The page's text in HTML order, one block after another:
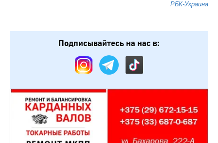
РБК-Украина
Подписывайтесь на нас в: